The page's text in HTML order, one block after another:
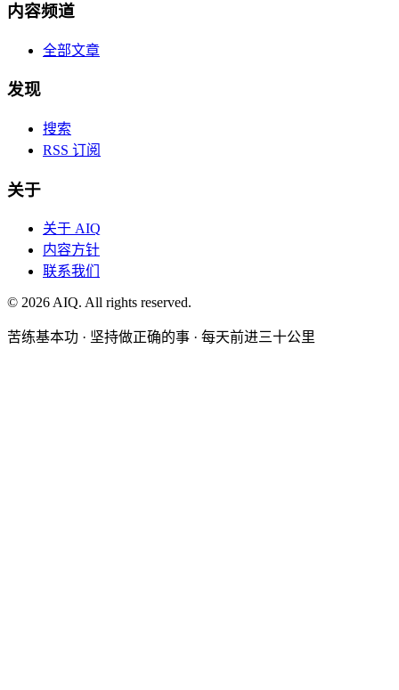
内容频道
全部文章
发现
搜索
RSS 订阅
关于
关于 AIQ
内容方针
联系我们
© 2026AIQ. All rights reserved.
苦练基本功 · 坚持做正确的事 · 每天前进三十公里